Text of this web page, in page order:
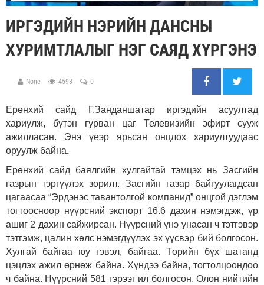
ИРГЭДИЙН НЭРИЙН ДАНСНЫ
ХУРИМТЛАЛЫГ НЭГ САЯД ХҮРГЭНЭ
None 4593 0
Ерөнхий сайд Г.Занданшатар иргэдийн асуултад
хариулж, бүтэн гурван цаг Телевизийн эфирт сууж
ажилласан. Энэ үеэр ярьсан онцлох хариултуудаас
оруулж байна.
Ерөнхий сайд баялгийн хулгайтай тэмцэх нь Засгийн
газрын тэргүүлэх зорилт. Засгийн газар байгуулагдсан
цагаасаа“Эрдэнэс тавантолгой компанид”онцгой дэглэм
тогтоосноор нүүрсний экспорт 16.6 дахин нэмэгдэж, үр
ашиг 2 дахин сайжирсан. Нүүрсний үнэ унасан ч тэтгэвэр
тэтгэмж, цалин хөлс нэмэгдүүлэх эх үүсвэр бий болгосон.
Хулгай байгаа юу гэвэл, байгаа. Төрийн бүх шатанд
цэцлэх ажил өрнөж байна. Хүндээ байна, тогтолцоондоо
ч байна. Нүүрсний 581 гэрээг ил болгосон. Олон нийтийн